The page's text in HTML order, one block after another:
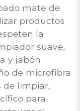
mate de
productos
la
suave,
y jabón
de microfibra
de limpiar,
para